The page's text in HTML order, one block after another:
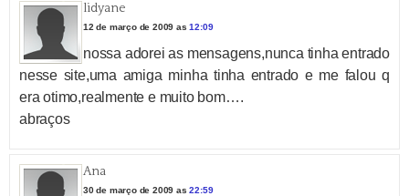
lidyane
12 de março de 2009 as12:09
nossa adorei as mensagens,nunca tinha entrado
nesse site,uma amiga minha tinha entrado e me falou q
era otimo,realmente e muito bom….
abraços
Ana
30 de março de 2009 as22:59